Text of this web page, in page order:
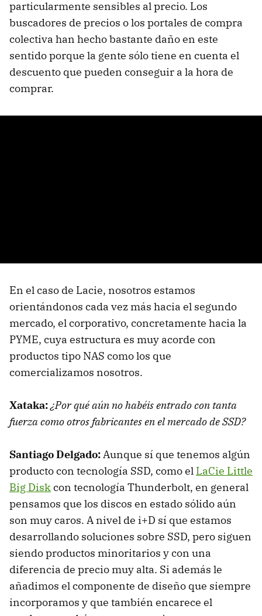
particularmente sensibles al precio. Los
buscadores de precios o los portales de compra
colectiva han hecho bastante daño en este
sentido porque la gente sólo tiene en cuenta el
descuento que pueden conseguir a la hora de
comprar.
En el caso de Lacie, nosotros estamos
orientándonos cada vez más hacia el segundo
mercado, el corporativo, concretamente hacia la
PYME, cuya estructura es muy acorde con
productos tipo NAS como los que
comercializamos nosotros.
Xataka:¿Por qué aún no habéis entrado con tanta
fuerza como otros fabricantes en el mercado deSSD?
Santiago Delgado: Aunque sí que tenemos algún
producto con tecnología SSD, como el LaCie Little
Big Disk con tecnología Thunderbolt, en general
pensamos que los discos en estado sólido aún
son muy caros. A nivel de i+D sí que estamos
desarrollando soluciones sobre SSD, pero siguen
siendo productos minoritarios y con una
diferencia de precio muy alta. Si además le
añadimos el componente de diseño que siempre
incorporamos y que también encarece el